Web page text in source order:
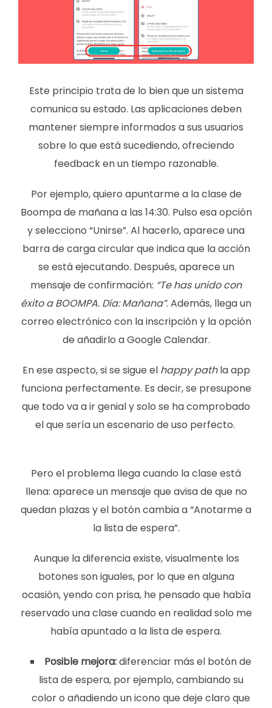
Este principio trata de lo bien que un sistema
comunica su estado. Las aplicaciones deben
mantener siempre informados a sus usuarios
sobre lo que está sucediendo, ofreciendo
feedback en un tiempo razonable.
Por ejemplo, quiero apuntarme a la clase de
Boompa de mañana a las 14:30. Pulso esa opción
y selecciono “Unirse”. Al hacerlo, aparece una
barra de carga circular que indica que la acción
se está ejecutando. Después, aparece un
mensaje de confirmación: “Te has unido con
éxito a BOOMPA. Día: Mañana”. Además, llega un
correo electrónico con la inscripción y la opción
de añadirlo a Google Calendar.
En ese aspecto, si se sigue el happy pathla app
funciona perfectamente. Es decir, se presupone
que todo va a ir genial y solo se ha comprobado
el que sería un escenario de uso perfecto.
Pero el problema llega cuando la clase está
llena: aparece un mensaje que avisa de que no
quedan plazas y el botón cambia a “Anotarme a
la lista de espera”.
Aunque la diferencia existe, visualmente los
botones son iguales, por lo que en alguna
ocasión, yendo con prisa, he pensado que había
reservado una clase cuando en realidad solo me
había apuntado a la lista de espera.
Posible mejora:diferenciar más el botón de
lista de espera, por ejemplo, cambiando su
color o añadiendo un icono que deje claro que